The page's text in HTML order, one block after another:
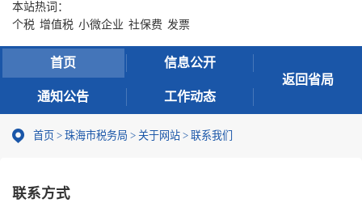
本站热词：
个税 增值税 小微企业 社保费 发票
首页 信息公开
通知公告 工作动态
返回省局
首页 > 珠海市税务局 > 关于网站 > 联系我们
联系方式